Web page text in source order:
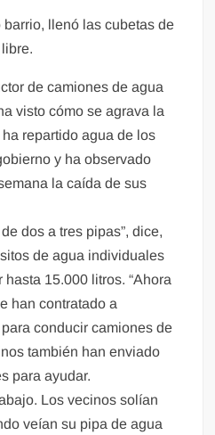
llenó las cubetas de
de camiones de agua
visto cómo se agrava la
repartido agua de los
y ha observado
la caída de sus
dos a tres pipas”, dice,
de agua individuales
15.000 litros. “Ahora
han contratado a
conducir camiones de
también han enviado
para ayudar.
Los vecinos solían
veían su pipa de agua